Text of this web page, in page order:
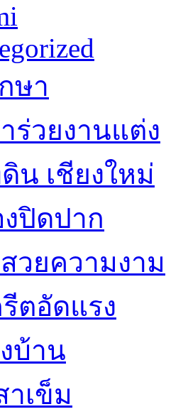
ษา
ร่วยงานแต่ง
น เชียงใหม่
ปิดปาก
วยความงาม
ตอัดแรง
บ้าน
าเข็ม